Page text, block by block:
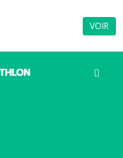
VOIR